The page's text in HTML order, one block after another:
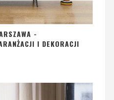
-
I DEKORACJI